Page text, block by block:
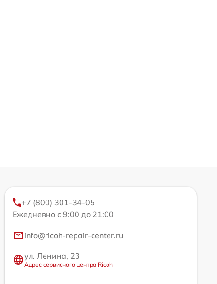
+7 (800) 301-34-05
Ежедневно с 9:00 до 21:00
info@ricoh-repair-center.ru
ул. Ленина, 23
Адрес сервисного центра Ricoh